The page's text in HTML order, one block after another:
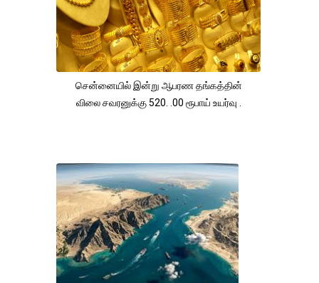
சென்னையில் இன்று ஆபரண தங்கத்தின்
விலை சவரனுக்கு 520. .00 ரூபாய் உயர்வு .